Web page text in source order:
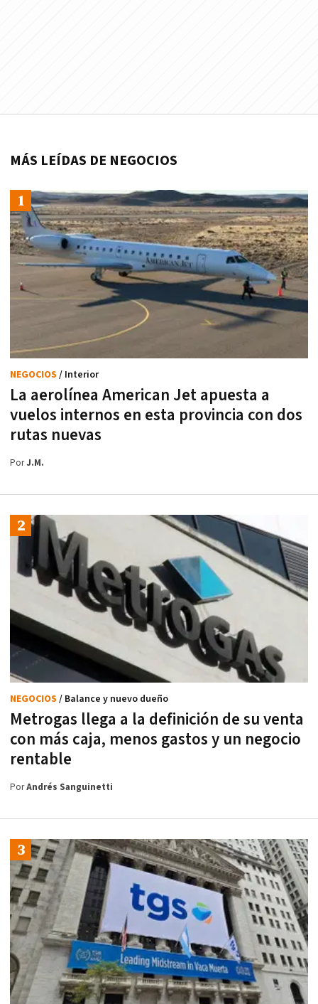
MÁS LEÍDAS DE NEGOCIOS
La aerolínea American Jet apuesta a
vuelos internos en esta provincia con dos
rutas nuevas
NEGOCIOS / Interior
PorJ.M.
Metrogas llega a la definición de su venta
con más caja, menos gastos y un negocio
rentable
NEGOCIOS / Balance y nuevo dueño
PorAndrés Sanguinetti